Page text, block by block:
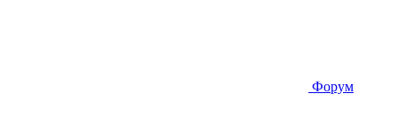
Форум